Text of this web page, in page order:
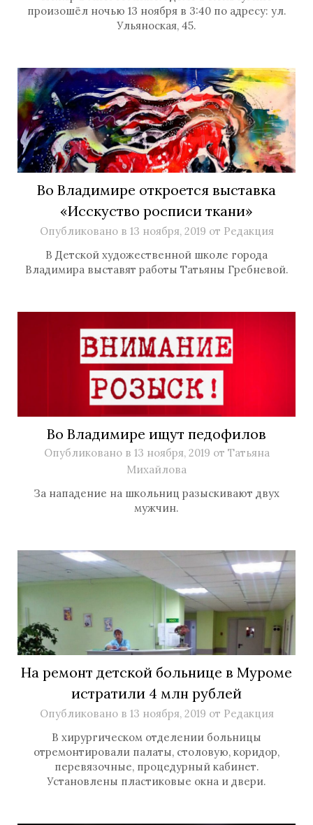
произошёл ночью 13 ноября в 3:40 по адресу: ул.
Ульяноская, 45.
Во Владимире откроется выставка
«Исскуство росписи ткани»
Опубликовано в 13 ноября, 2019 от Редакция
В Детской художественной школе города
Владимира выставят работы Татьяны Гребневой.
Во Владимире ищут педофилов
Опубликовано в 13 ноября, 2019 от Татьяна
Михайлова
За нападение на школьниц разыскивают двух
мужчин.
На ремонт детской больнице в Муроме
истратили 4 млн рублей
Опубликовано в 13 ноября, 2019 от Редакция
В хирургическом отделении больницы
отремонтировали палаты, столовую, коридор,
перевязочные, процедурный кабинет.
Установлены пластиковые окна и двери.